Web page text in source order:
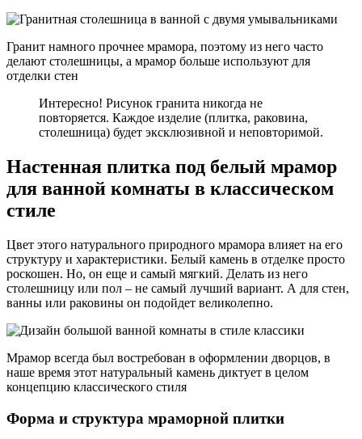
Гранит намного прочнее мрамора, поэтому из него часто
делают столешницы, а мрамор больше используют для
отделки стен
Интересно! Рисунок гранита никогда не
повторяется. Каждое изделие (плитка, раковина,
столешница) будет эксклюзивной и неповторимой.
Настенная плитка под белый мрамор
для ванной комнаты в классическом
стиле
Цвет этого натурального природного мрамора влияет на его
структуру и характеристики. Белый камень в отделке просто
роскошен. Но, он еще и самый мягкий. Делать из него
столешницу или пол – не самый лучший вариант. А для стен,
ванны или раковины он подойдет великолепно.
Мрамор всегда был востребован в оформлении дворцов, в
наше время этот натуральный камень диктует в целом
концепцию классического стиля
Форма и структура мраморной плитки